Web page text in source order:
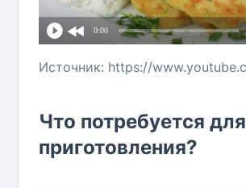
0:00
Что потребуется для
приготовления?